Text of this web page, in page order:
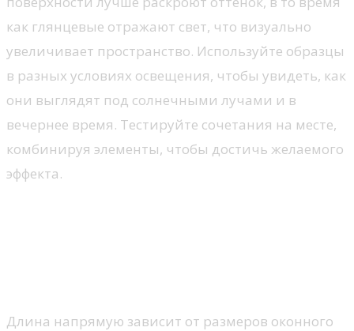
как глянцевые отражают свет, что визуально
увеличивает пространство. Используйте образцы
в разных условиях освещения, чтобы увидеть, как
они выглядят под солнечными лучами и в
вечернее время. Тестируйте сочетания на месте,
комбинируя элементы, чтобы достичь желаемого
эффекта.
Длина напрямую зависит от размеров оконного